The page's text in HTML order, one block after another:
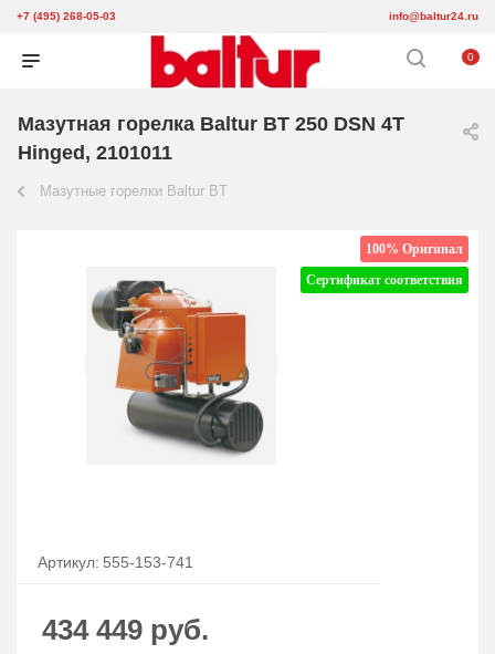
+7 (495) 268-05-03 info@baltur24.ru
0
Мазутная горелка Baltur BT 250 DSN 4T
Hinged, 2101011
Мазутные горелки Baltur BT
100% Оригинал
Сертификат соответствия
Артикул: 555-153-741
434 449 руб.